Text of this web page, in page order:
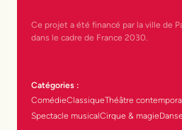
Ce projet a été financé par la ville de
dans le cadre de France 2030.
Catégories :
ComédieClassiqueThéâtre
Spectacle musicalCirque & magieDanse